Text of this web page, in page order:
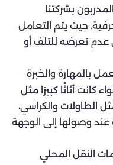
بشركتنا
حيث يتم التعامل
تعرضه للتلف أو
بالمهارة والخبرة
كانت أثاثًا كبيرًا مثل
الطاولات والكراسي،
عند وصولها إلى الوجهة
النقل المحلي